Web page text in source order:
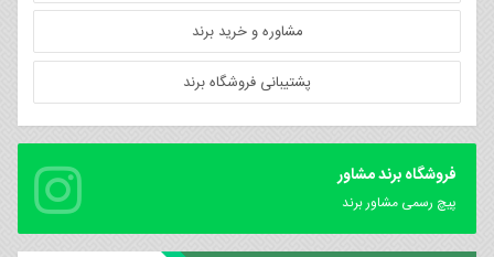
مشاوره و خرید برند
پشتیبانی فروشگاه برند
فروشگاه برند مشاور
پیچ رسمی مشاور برند